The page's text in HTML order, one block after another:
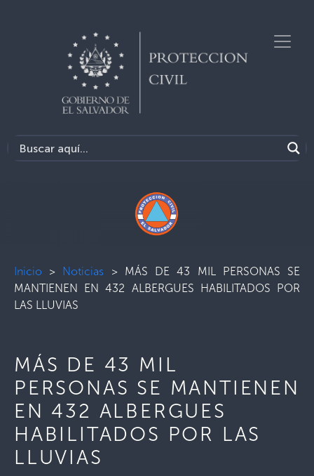
Inicio > Noticias > MÁS DE 43 MIL PERSONAS SE
MANTIENEN EN 432 ALBERGUES HABILITADOS POR
LAS LLUVIAS
MÁS DE 43 MIL
PERSONAS SE MANTIENEN
EN 432 ALBERGUES
HABILITADOS POR LAS
LLUVIAS